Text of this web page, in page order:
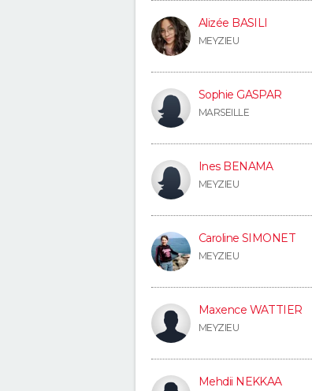
Alizée BASILI
MEYZIEU
Sophie GASPAR
MARSEILLE
Ines BENAMA
MEYZIEU
Caroline SIMONET
MEYZIEU
Maxence WATTIER
MEYZIEU
Mehdii NEKKAA